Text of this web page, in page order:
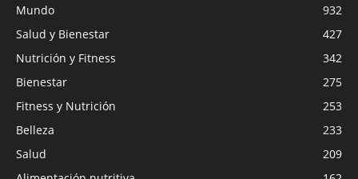
Mundo
932
Salud y Bienestar
427
Nutrición y Fitness
342
Bienestar
275
Fitness y Nutrición
253
Belleza
233
Salud
209